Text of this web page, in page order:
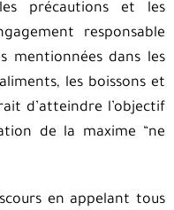
précautions et les
responsable
mentionnées dans les
les boissons et
d’atteindre l’objectif
de la maxime “ne
en appelant tous